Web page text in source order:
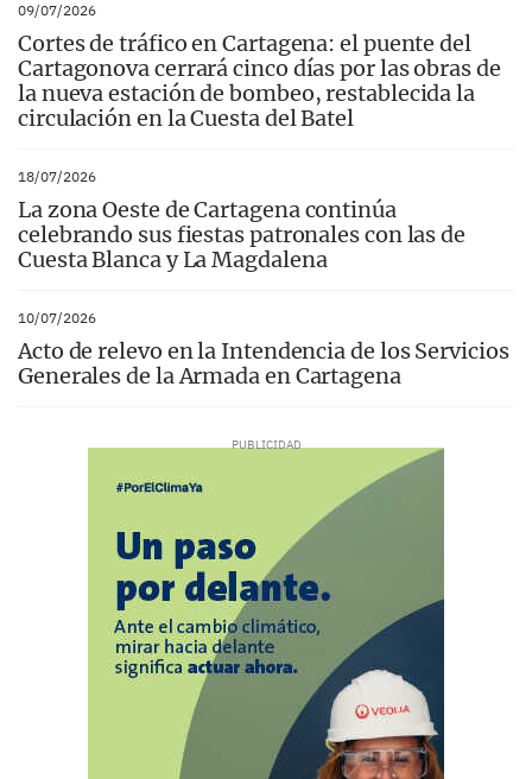
09/07/2026
Cortes de tráfico en Cartagena: el puente del
Cartagonova cerrará cinco días por las obras de
la nueva estación de bombeo, restablecida la
circulación en la Cuesta del Batel
18/07/2026
La zona Oeste de Cartagena continúa
celebrando sus fiestas patronales con las de
Cuesta Blanca y La Magdalena
10/07/2026
Acto de relevo en la Intendencia de los Servicios
Generales de la Armada en Cartagena